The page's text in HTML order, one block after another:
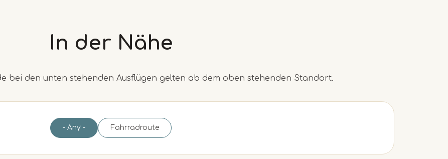
In der Nähe
bei den unten stehenden Ausflügen gelten ab dem oben stehenden Standort.
- Any - Fahrradroute